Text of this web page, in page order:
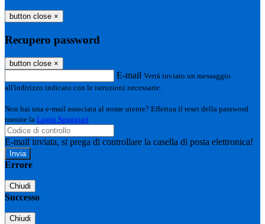
button close ×
Recupero password
button close ×
E-mail Verrà inviato un messaggio
all'indirizzo indicato con le istruzioni necessarie.
Non hai una e-mail associata al nome utente? Effettua il reset della password
tramite la Login Spaggiari
E-mail inviata, si prega di controllare la casella di posta elettronica!
Errore
Chiudi
Successo
Chiudi